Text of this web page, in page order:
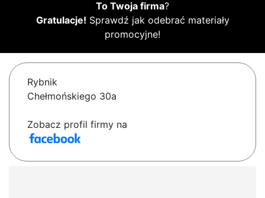
To Twoja firma?
Gratulacje! Sprawdź jak odebrać materiały
promocyjne!
Rybnik
Chełmońskiego 30a
Zobacz profil firmy na